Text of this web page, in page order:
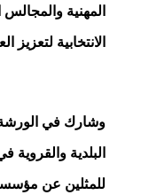
المهنية والمجالس
الانتخابية
البلدية
للمثلين عن